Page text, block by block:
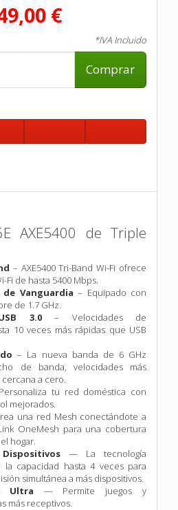
€
*IVA Incluido
Comprar
AXE5400 de Triple
– AXE5400 Tri-Band Wi-Fi ofrece
Fi de hasta 5400 Mbps.
de Vanguardia – Equipado con
de 1.7 GHz.
3.0– Velocidades de
10 veces más rápidas que USB
– La nueva banda de 6 GHz
de banda, velocidades más
a cero.
tu red doméstica con
mejorados.
una red Mesh conectándote a
OneMesh para una cobertura
hogar.
— La tecnología
la capacidad hasta 4 veces para
simultánea a más dispositivos.
Ultra — Permite juegos y
más receptivos.